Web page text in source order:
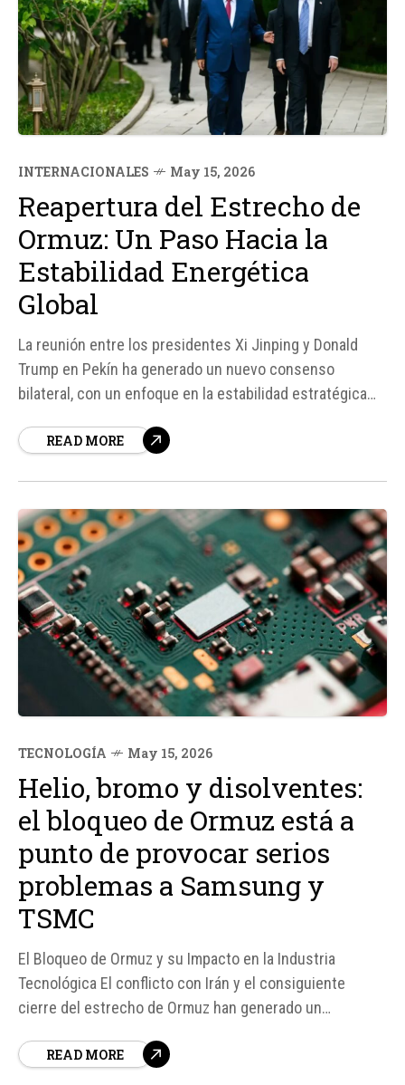
INTERNACIONALES May 15, 2026
Reapertura del Estrecho de
Ormuz: Un Paso Hacia la
Estabilidad Energética
Global
La reunión entre los presidentes Xi Jinping y Donald
Trump en Pekín ha generado un nuevo consenso
bilateral, con un enfoque en la estabilidad estratégica
fuentes, la reunión abordó temas como la seguridad
READ MORE
TECNOLOGÍA May 15, 2026
Helio, bromo y disolventes:
el bloqueo de Ormuz está a
punto de provocar serios
problemas a Samsung y
TSMC
El Bloqueo de Ormuz y su Impacto en la Industria
Tecnológica El conflicto con Irán y el consiguiente
cierre del estrecho de Ormuz han generado un
cadena de suministro de semiconductores se ha visto
READ MORE